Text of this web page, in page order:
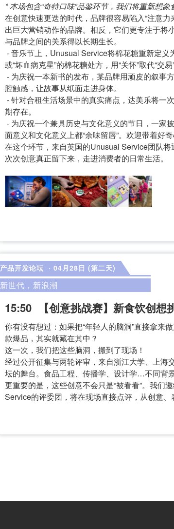
* 本场包含“奇特口味”品鉴环节，我们将重新想
在创意快速更迭的时代，品牌很容易陷入“注意
出巨大营销动作的品牌。相反，它们更专注于
与品牌之间的关系得以长期生长。
- 音乐节上，Unusual Service将棉花糖重新定义
或“坏血病克星”的棉花糖处方，用“关怀”取代“交易
- 为庆祝一本新书的发布，某品牌用顽皮的叙事
腔触感，让故事从纸面走进身体。
- 针对合租生活场景中的真实痛点，达美乐将一
期存在。
- 为庆祝一个兼具历史与文化意义的节日，一家
面意义和文化意义上都“余味留唇”。欢迎带着好
在这个环节，来自英国的Unusual Service团队
次次创意真正留下来，走进消费者的日常生活。
产品开发论坛 · 04月28日 (第二天)
新世代，新浪潮
15:50 【创意挑战赛】新食饮创想
你有没有想过：如果把“年轻人的脑洞”直接拿
款爆品，其实就藏在其中？
这一次，我们把这些脑洞，搬到了现场！
经过公开征集与两轮评审，来自浙江大学、上海
坛的舞台。食品工程、传播学、设计学…不同背
更重要的是，这些创意不会只是“被看看”。我们
Service的评委团，将在现场直接点评，从创意、